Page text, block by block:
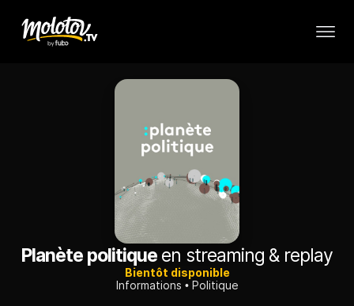
Planète politique en streaming & replay
Bientôt disponible
Informations
Politique